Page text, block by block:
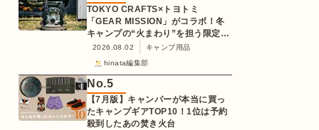
TOKYO CRAFTS×トヨトミ
「GEAR MISSION」がコラボ！冬
キャンプの“火まわり”を担う限定
K3クッキングストーブが登場
2026.08.02
キャンプ用品
hinata編集部
No.5
【7月版】キャンパーが本当に買っ
たキャンプギアTOP10！1位は予約
殺到したあの焚き火台